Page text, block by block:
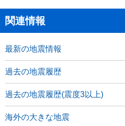
関連情報
最新の地震情報
過去の地震履歴
過去の地震履歴(震度3以上)
海外の大きな地震